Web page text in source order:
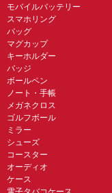
モバイルバッテリー
スマホリング
バッグ
マグカップ
キーホルダー
バッジ
ボールペン
ノート・手帳
メガネクロス
ゴルフボール
ミラー
シューズ
コースター
オーディオ
ケース